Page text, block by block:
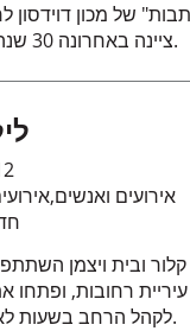
של מכון דוידסון
ציינה באחרונה 30 שנה להקמתה.
אירועים ואנשים,
ובית ויצמן
"לילות לבנים 2" של עיריית
לקהל הרחב בשעות לא שגרתיות.